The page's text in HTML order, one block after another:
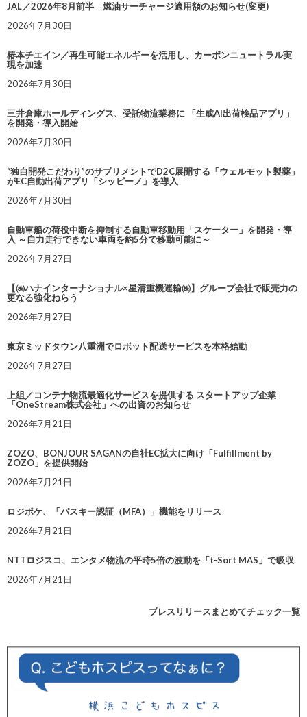
JAL／2026年8月前半 燃油サーチャージ適用額のお知らせ(変更)
2026年7月30日
椿本チエイン／再生可能エネルギーを活用し、カーボンニュートラル実
現を加速
2026年7月30日
三井倉庫ホールディングス、受託物流業務に 「生成AI出荷検品アプリ」
を開発・導入開始
2026年7月30日
“独自開発こだわり”のサプリメントでD2C展開する「ウェルモット製薬」
がEC自動出荷アプリ「シッピーノ」を導入
2026年7月30日
自動車船の荷役中断を抑制する自動車移動用「スケーター」を開発・導
入 ～自力走行できない車両を約5分で移動可能に～
2026年7月27日
【㈱ハナインターナショナル×星清重機運輸㈱】グループ会社で販売力の
更なる強化ねらう
2026年7月27日
東京ミッドタウン八重洲でロボット配送サービスを本格始動
2026年7月27日
上組／コンテナ物流最適化サービスを提供する スタートアップ企業
「OneStream株式会社」への出資のお知らせ
2026年7月21日
ZOZO、BONJOUR SAGANの自社EC拡大に向け「Fulfillment by
ZOZO」を提供開始
2026年7月21日
ロジポケ、「パスキー認証（MFA）」機能をリリース
2026年7月21日
NTTロジスコ、エンタメ物流の平時5倍の波動を「t-Sort MAS」で吸収
2026年7月21日
プレスリリースまとめてチェック一覧